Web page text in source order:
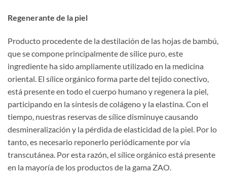
Regenerante de la piel
Producto procedente de la destilación de las hojas de bambú,
que se compone principalmente de sílice puro, este
ingrediente ha sido ampliamente utilizado en la medicina
oriental. El sílice orgánico forma parte del tejido conectivo,
está presente en todo el cuerpo humano y regenera la piel,
participando en la síntesis de colágeno y la elastina. Con el
tiempo, nuestras reservas de sílice disminuye causando
desmineralización y la pérdida de elasticidad de la piel. Por lo
tanto, es necesario reponerlo periódicamente por vía
transcutánea. Por esta razón, el sílice orgánico está presente
en la mayoría de los productos de la gama ZAO.